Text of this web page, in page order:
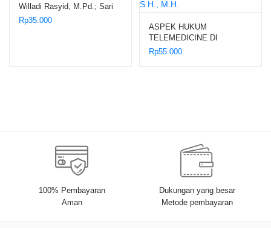
Willadi Rasyid, M.Pd.; Sari
Mariati, S.Si., M.Pd.
Rp35.000
ASPEK HUKUM
TELEMEDICINE DI
INDONESIA – Dr. Yussy
Rp55.000
100% Pembayaran
Aman
Dukungan yang besar
Metode pembayaran